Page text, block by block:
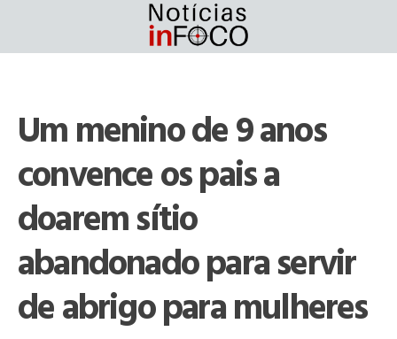
content
Um menino de 9 anos
convence os pais a
doarem sítio
abandonado para servir
de abrigo para mulheres